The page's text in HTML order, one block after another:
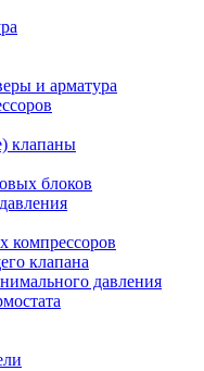
и арматура
клапаны
блоков
компрессоров
клапана
давления